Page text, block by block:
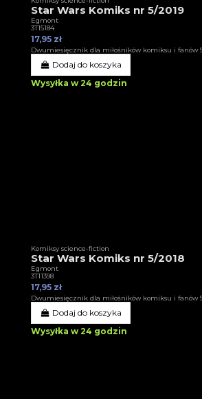
Star Wars Komiks nr 5/2019
Egmont
3T15184
17,95 zł
Dwumiesięcznik dla miłośników komiksu i fanów
Dodaj do koszyka
Wysyłka w 24 godzin
Komiksy science-fiction
Star Wars Komiks nr 5/2018
Egmont
3T11398
17,95 zł
Dwumiesięcznik dla miłośników komiksu i fanów
Dodaj do koszyka
Wysyłka w 24 godzin